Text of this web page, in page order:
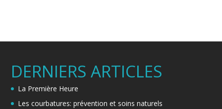
DERNIERS ARTICLES
La Première Heure
Les courbatures: prévention et soins naturels